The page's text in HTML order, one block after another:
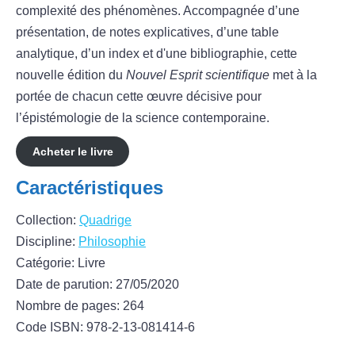
complexité des phénomènes. Accompagnée d’une
présentation, de notes explicatives, d’une table
analytique, d’un index et d'une bibliographie, cette
nouvelle édition du Nouvel Esprit scientifique met à la
portée de chacun cette œuvre décisive pour
l’épistémologie de la science contemporaine.
Acheter le livre
Caractéristiques
Collection: Quadrige
Discipline: Philosophie
Catégorie: Livre
Date de parution: 27/05/2020
Nombre de pages: 264
Code ISBN: 978-2-13-081414-6